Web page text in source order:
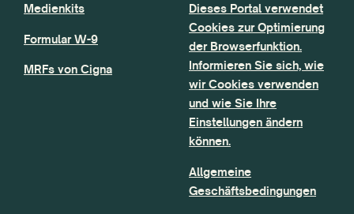
Medienkits
Formular W-9
MRFs von Cigna
Dieses Portal verwendet
Cookies zur Optimierung
der Browserfunktion.
Informieren Sie sich, wie
wir Cookies verwenden
und wie Sie Ihre
Einstellungen ändern
können.
Allgemeine
Geschäftsbedingungen